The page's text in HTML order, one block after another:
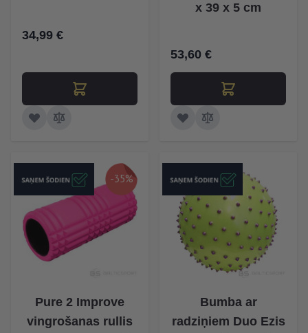
34,99 €
x 39 x 5 cm
53,60 €
-35%
Pure 2 Improve
vingrošanas rullis
Bumba ar
radziņiem Duo Ezis